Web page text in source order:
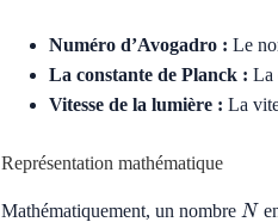
Numéro d’Avogadro : Le
La constante de Planck : La
Vitesse de la lumière : La
Représentation mathématique
Mathématiquement, un nombre N